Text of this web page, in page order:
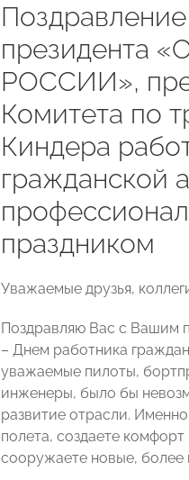
президента
РОССИИ»,
Комитета по
Киндера
гражданской
праздником
Уважаемые друзья,
Поздравляю Вас с Вашим
– Днем работника
уважаемые пилоты,
инженеры, было бы
развитие отрасли.
полета, создаете
сооружаете новые, более